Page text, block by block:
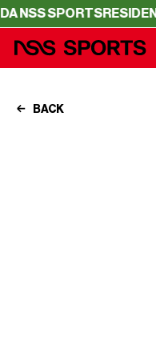
RESIDENCY - LA
BACK